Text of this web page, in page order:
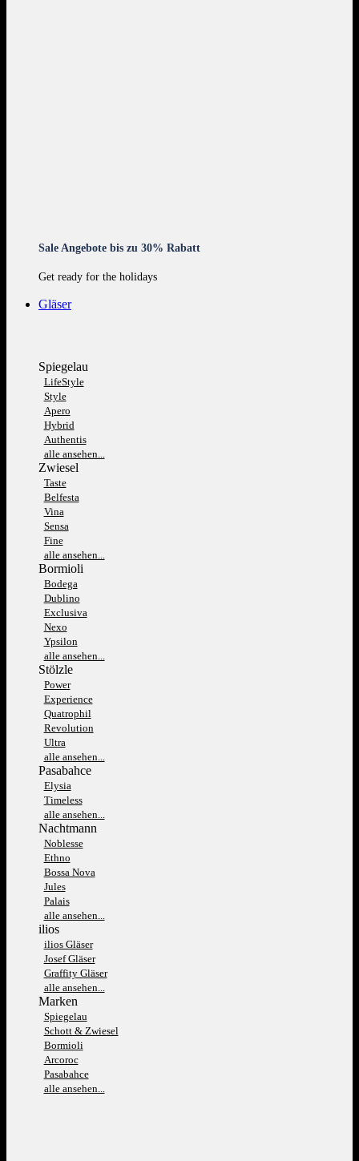
Sale Angebote bis zu 30% Rabatt
Get ready for the holidays
Gläser
Spiegelau
LifeStyle
Style
Apero
Hybrid
Authentis
alle ansehen...
Zwiesel
Taste
Belfesta
Vina
Sensa
Fine
alle ansehen...
Bormioli
Bodega
Dublino
Exclusiva
Nexo
Ypsilon
alle ansehen...
Stölzle
Power
Experience
Quatrophil
Revolution
Ultra
alle ansehen...
Pasabahce
Elysia
Timeless
alle ansehen...
Nachtmann
Noblesse
Ethno
Bossa Nova
Jules
Palais
alle ansehen...
ilios
ilios Gläser
Josef Gläser
Graffity Gläser
alle ansehen...
Marken
Spiegelau
Schott & Zwiesel
Bormioli
Arcoroc
Pasabahce
alle ansehen...